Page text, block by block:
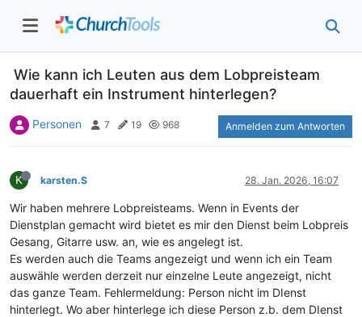
Wie kann ich Leuten aus dem Lobpreisteam
dauerhaft ein Instrument hinterlegen?
Personen 7 19 968 Anmelden zum Antworten
K karsten.S 28. Jan. 2026, 16:07
Wir haben mehrere Lobpreisteams. Wenn in Events der
Dienstplan gemacht wird bietet es mir den Dienst beim Lobpreis
Gesang, Gitarre usw. an, wie es angelegt ist.
Es werden auch die Teams angezeigt und wenn ich ein Team
auswähle werden derzeit nur einzelne Leute angezeigt, nicht
das ganze Team. Fehlermeldung: Person nicht im DIenst
hinterlegt. Wo aber hinterlege ich diese Person z.b. dem DIenst